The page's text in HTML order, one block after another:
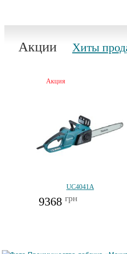
Акции Хиты
Акция
UC4041A
9368грн